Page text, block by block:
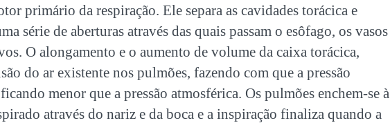
primário da respiração. Ele separa as cavidades torácica e
série de aberturas através das quais passam o esôfago, os vasos
O alongamento e o aumento de volume da caixa torácica,
do ar existente nos pulmões, fazendo com que a pressão
menor que a pressão atmosférica. Os pulmões enchem-se à
através do nariz e da boca e a inspiração finaliza quando a